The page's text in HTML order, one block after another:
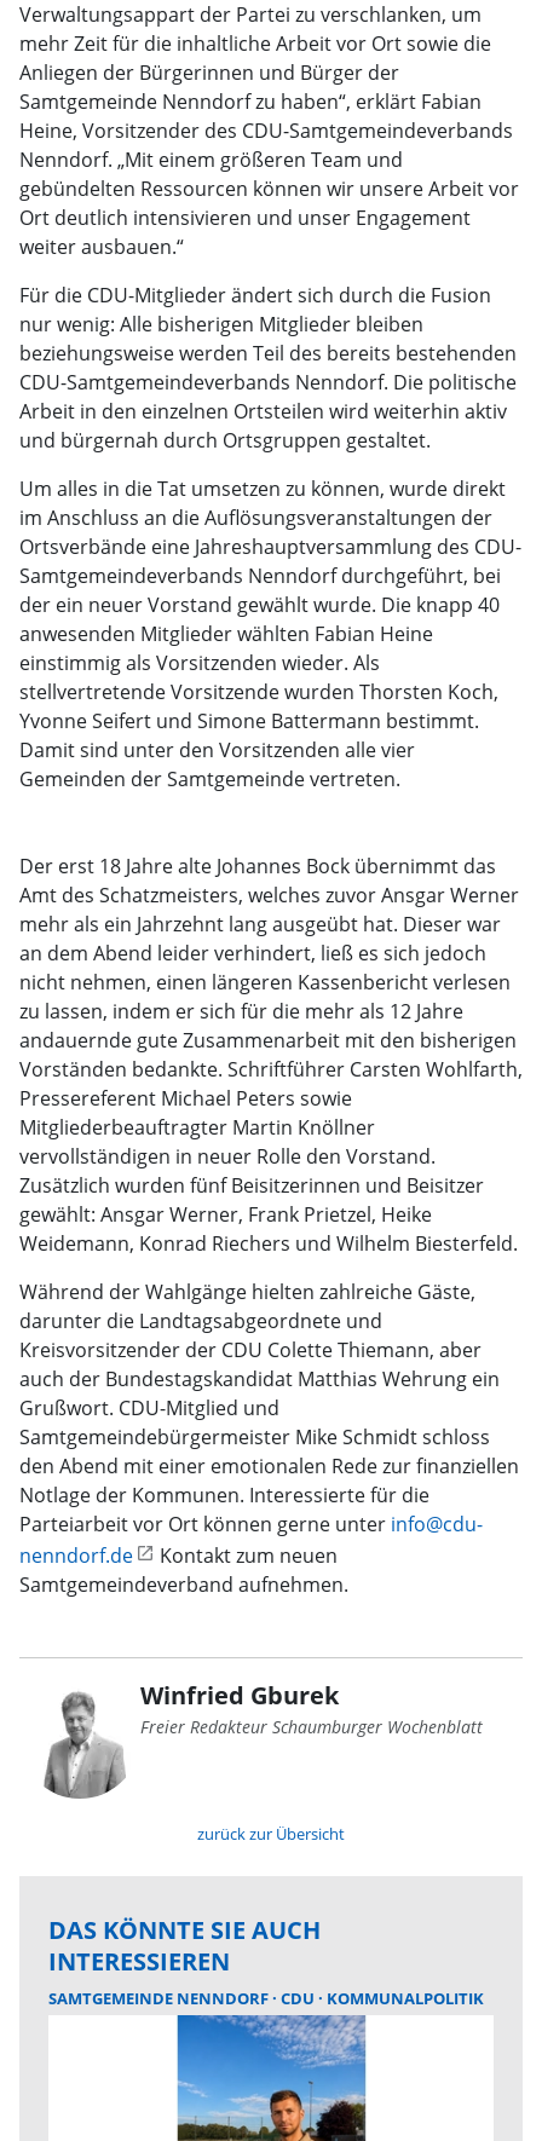
Verwaltungsappart der Partei zu verschlanken, um
mehr Zeit für die inhaltliche Arbeit vor Ort sowie die
Anliegen der Bürgerinnen und Bürger der
Samtgemeinde Nenndorf zu haben“, erklärt Fabian
Heine, Vorsitzender des CDU-Samtgemeindeverbands
Nenndorf. „Mit einem größeren Team und
gebündelten Ressourcen können wir unsere Arbeit vor
Ort deutlich intensivieren und unser Engagement
weiter ausbauen.“
Für die CDU-Mitglieder ändert sich durch die Fusion
nur wenig: Alle bisherigen Mitglieder bleiben
beziehungsweise werden Teil des bereits bestehenden
CDU-Samtgemeindeverbands Nenndorf. Die politische
Arbeit in den einzelnen Ortsteilen wird weiterhin aktiv
und bürgernah durch Ortsgruppen gestaltet.
Um alles in die Tat umsetzen zu können, wurde direkt
im Anschluss an die Auflösungsveranstaltungen der
Ortsverbände eine Jahreshauptversammlung des CDU-
Samtgemeindeverbands Nenndorf durchgeführt, bei
der ein neuer Vorstand gewählt wurde. Die knapp 40
anwesenden Mitglieder wählten Fabian Heine
einstimmig als Vorsitzenden wieder. Als
stellvertretende Vorsitzende wurden Thorsten Koch,
Yvonne Seifert und Simone Battermann bestimmt.
Damit sind unter den Vorsitzenden alle vier
Gemeinden der Samtgemeinde vertreten.
Der erst 18 Jahre alte Johannes Bock übernimmt das
Amt des Schatzmeisters, welches zuvor Ansgar Werner
mehr als ein Jahrzehnt lang ausgeübt hat. Dieser war
an dem Abend leider verhindert, ließ es sich jedoch
nicht nehmen, einen längeren Kassenbericht verlesen
zu lassen, indem er sich für die mehr als 12 Jahre
andauernde gute Zusammenarbeit mit den bisherigen
Vorständen bedankte. Schriftführer Carsten Wohlfarth,
Pressereferent Michael Peters sowie
Mitgliederbeauftragter Martin Knöllner
vervollständigen in neuer Rolle den Vorstand.
Zusätzlich wurden fünf Beisitzerinnen und Beisitzer
gewählt: Ansgar Werner, Frank Prietzel, Heike
Weidemann, Konrad Riechers und Wilhelm Biesterfeld.
Während der Wahlgänge hielten zahlreiche Gäste,
darunter die Landtagsabgeordnete und
Kreisvorsitzender der CDU Colette Thiemann, aber
auch der Bundestagskandidat Matthias Wehrung ein
Grußwort. CDU-Mitglied und
Samtgemeindebürgermeister Mike Schmidt schloss
den Abend mit einer emotionalen Rede zur finanziellen
Notlage der Kommunen. Interessierte für die
Parteiarbeit vor Ort können gerne unter info@cdu-
nenndorf.de
Kontakt zum neuen
Samtgemeindeverband aufnehmen.
Winfried Gburek
Freier Redakteur Schaumburger Wochenblatt
zurück zur Übersicht
DAS KÖNNTE SIE AUCH
INTERESSIEREN
SAMTGEMEINDE NENNDORF CDU KOMMUNALPOLITIK